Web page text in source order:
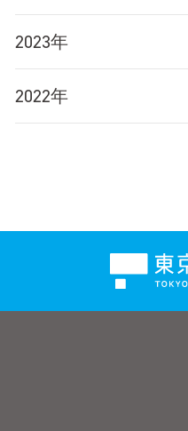
2023年
2022年